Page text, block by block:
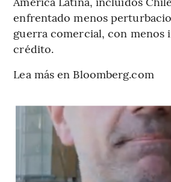
enfrentado menos
guerra comercial, con menos
crédito.
Lea más en Bloomberg.com